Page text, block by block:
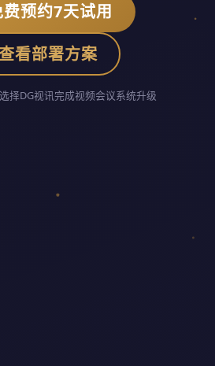
预约7天试用
看部署方案
择DG视讯完成视频会议系统升级